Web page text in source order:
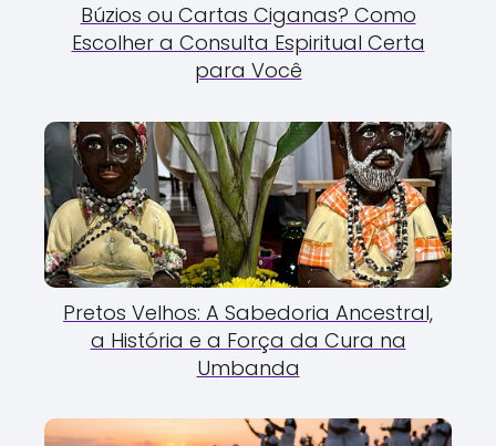
Búzios ou Cartas Ciganas? Como
Escolher a Consulta Espiritual Certa
para Você
Pretos Velhos: A Sabedoria Ancestral,
a História e a Força da Cura na
Umbanda